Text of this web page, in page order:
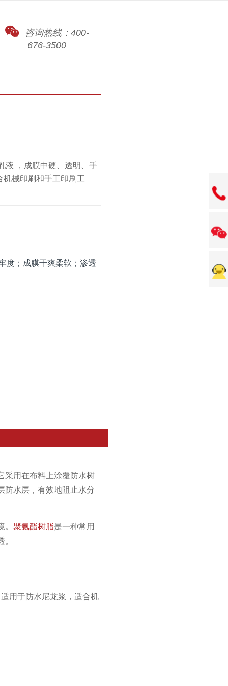
咨询热线：400-
676-3500
液 ，成膜中硬、透明、手
械印刷和手工印刷工
度；成膜干爽柔软；渗透
采用在布料上涂覆防水树
防水层，有效地阻止水分
。聚氨酯树脂是一种常用
用于防水尼龙浆，适合机